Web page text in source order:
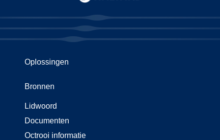
Oplossingen
Bronnen
Lidwoord
Documenten
Octrooi informatie